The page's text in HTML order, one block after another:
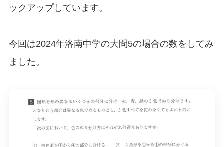
ックアップしています。
今回は2024年洛南中学の大問5の場合の数をしてみ
ました。